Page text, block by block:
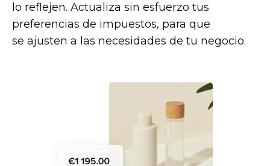
lo reflejen. Actualiza sin esfuerzo tus
preferencias de impuestos, para que
se ajusten a las necesidades de tu negocio.